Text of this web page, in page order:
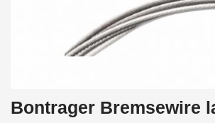
Bontrager Bremsewire